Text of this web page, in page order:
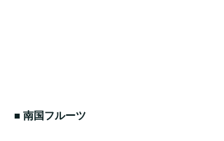
■ 南国フルーツ